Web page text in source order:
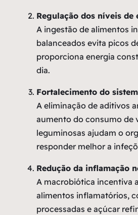
Regulação dos níveis de
A ingestão de alimentos
balanceados evita picos
proporciona energia
dia.
Fortalecimento do
A eliminação de aditivos
aumento do consumo de
leguminosas ajudam o
responder melhor a
Redução da inflamação
A macrobiótica incentiva
alimentos inflamatórios,
processadas e açúcar